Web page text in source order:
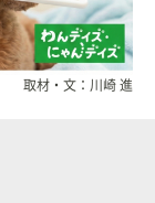
取材・文：川崎 進